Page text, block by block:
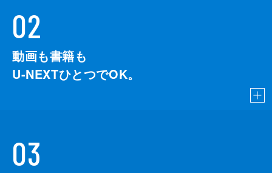
02
動画も書籍も
U-NEXTひとつでOK。
03